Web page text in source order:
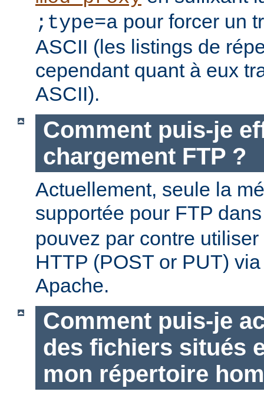
;type=a pour forcer un
ASCII (les listings de
cependant quant à eux
ASCII).
Comment puis-je
chargement FTP ?
Actuellement, seule la
supportée pour FTP
pouvez par contre
HTTP (POST or PUT)
Apache.
Comment puis-je
des fichiers situés
mon répertoire